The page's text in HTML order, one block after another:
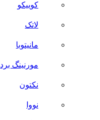
کوییکو
لاتک
مانیتوبا
مورنینگ برد
نکتون
نووا